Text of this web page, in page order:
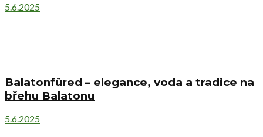
5.6.2025
Balatonfüred – elegance, voda a tradice na
břehu Balatonu
5.6.2025